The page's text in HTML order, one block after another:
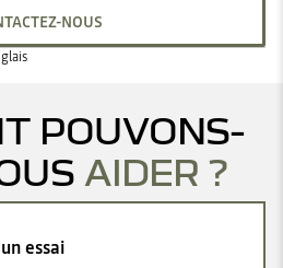
NOUS
POUVONS-
AIDER ?
essai